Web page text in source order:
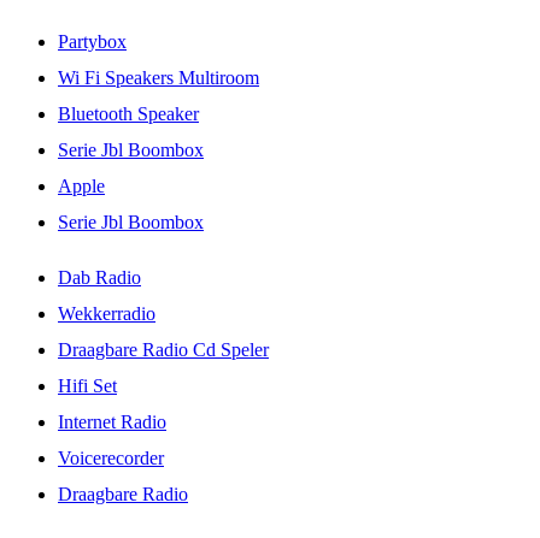
Partybox
Wi Fi Speakers Multiroom
Bluetooth Speaker
Serie Jbl Boombox
Apple
Serie Jbl Boombox
Dab Radio
Wekkerradio
Draagbare Radio Cd Speler
Hifi Set
Internet Radio
Voicerecorder
Draagbare Radio